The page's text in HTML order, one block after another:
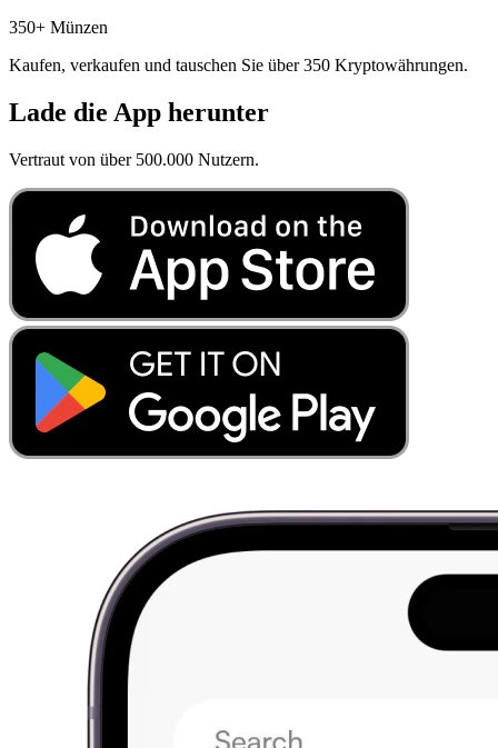
350+ Münzen
Kaufen, verkaufen und tauschen Sie über 350 Kryptowährungen.
Lade die App herunter
Vertraut von über 500.000 Nutzern.